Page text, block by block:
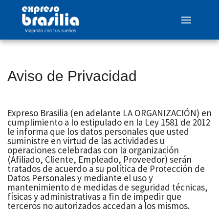
Aviso de Privacidad
Expreso Brasilia (en adelante LA ORGANIZACIÓN) en
cumplimiento a lo estipulado en la Ley 1581 de 2012
le informa que los datos personales que usted
suministre en virtud de las actividades u
operaciones celebradas con la organización
(Afiliado, Cliente, Empleado, Proveedor) serán
tratados de acuerdo a su política de Protección de
Datos Personales y mediante el uso y
mantenimiento de medidas de seguridad técnicas,
físicas y administrativas a fin de impedir que
terceros no autorizados accedan a los mismos.